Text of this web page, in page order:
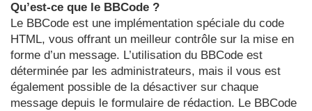
Qu’est-ce que le BBCode ?
Le BBCode est une implémentation spéciale du code
HTML, vous offrant un meilleur contrôle sur la mise en
forme d’un message. L’utilisation du BBCode est
déterminée par les administrateurs, mais il vous est
également possible de la désactiver sur chaque
message depuis le formulaire de rédaction. Le BBCode